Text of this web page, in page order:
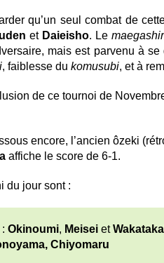
qu’un seul combat de
et Daieisho. Le
mais est parvenu à
, faiblesse du komusubi, et à
de ce tournoi de
encore, l’ancien ôzeki
affiche le score de 6-1.
du jour sont :
Okinoumi, Meisei et
Chiyomaru